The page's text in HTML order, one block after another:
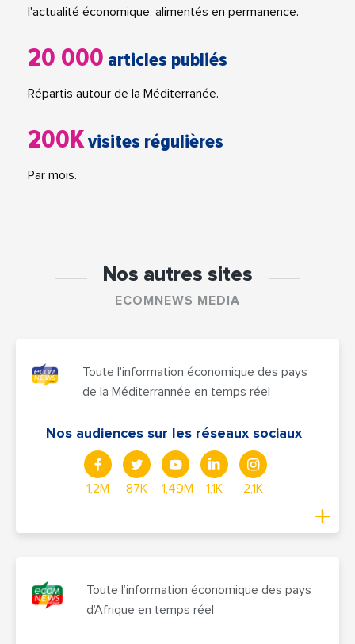
l'actualité économique, alimentés en permanence.
20 000 articles publiés
Répartis autour de la Méditerranée.
200Kvisites régulières
Par mois.
Nos autres sites
ECOMNEWS MEDIA
Toute l'information économique des pays
de la Méditerrannée en temps réel
Nos audiences sur les réseaux sociaux
1,2M 87K 1,49M 1,1K 2,1K
Toute l’information économique des pays
d’Afrique en temps réel